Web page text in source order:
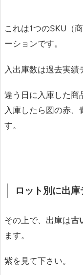
これは1つのSKU（
ーションです。
入出庫数は過去実績
違う日に入庫した商
入庫したら図の赤、
す。
ロット別に出
その上で、出庫は古
ます。
紫を見て下さい。